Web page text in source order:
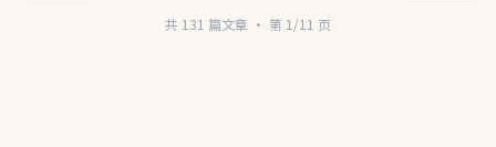
共 131 篇文章 · 第 1/11 页